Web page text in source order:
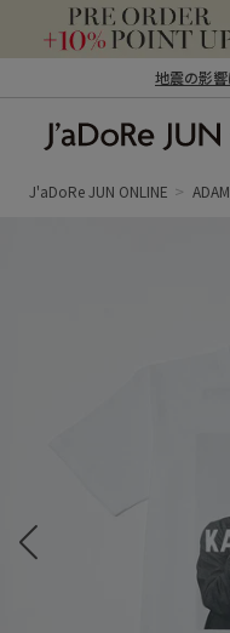
地震の影
ン オンライン）
J'aDoRe JUN ONLINE